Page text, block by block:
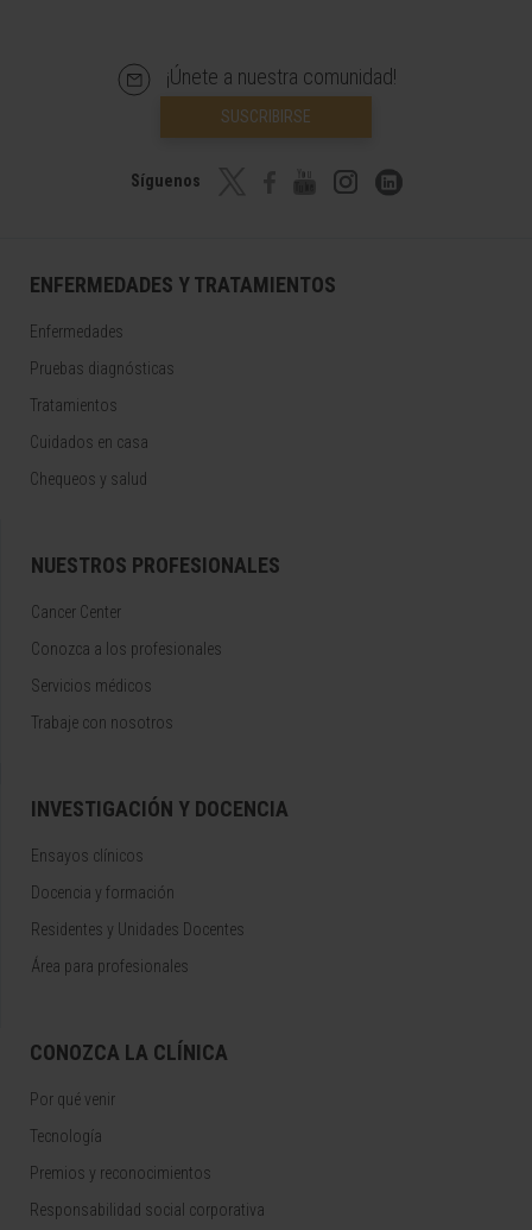
¡Únete a nuestra comunidad!
SUSCRIBIRSE
Síguenos
ENFERMEDADES Y TRATAMIENTOS
Enfermedades
Pruebas diagnósticas
Tratamientos
Cuidados en casa
Chequeos y salud
NUESTROS PROFESIONALES
Cancer Center
Conozca a los profesionales
Servicios médicos
Trabaje con nosotros
INVESTIGACIÓN Y DOCENCIA
Ensayos clínicos
Docencia y formación
Residentes y Unidades Docentes
Área para profesionales
CONOZCA LA CLÍNICA
Por qué venir
Tecnología
Premios y reconocimientos
Responsabilidad social corporativa